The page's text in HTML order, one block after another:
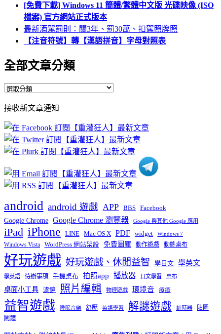
[免費下載] Windows 11 簡體/繁體中文版 光碟映像 (ISO
檔案) 官方網站正式版本
最新酒駕罰則：關3年、罰30萬、扣駕照牌照
【注音符號】轉【漢語拼音】字母對照表
全部文章分類
全
文
章
分
類
接收新文章通知
android android 遊戲 APP BBS Facebook
Google Chrome Google Chrome 瀏覽器 Google 與其他 Google 應用
iPad iPhone LINE Mac OS X PDF widget Windows 7
Windows Vista WordPress 網站架設 免費圖庫 動作遊戲 動態桌布
好玩遊戲 好玩遊戲、休閒益智 學日文 學英文
學英語 待辦事項 手機桌布 拍照app 播放器 日文學習 桌布
桌面小工具 濾鏡 照片編輯 物理遊戲 環境音 療癒
益智遊戲 睡眠音樂 舒壓 英語學習 解謎遊戲 計時器
貼圖
鬧鐘